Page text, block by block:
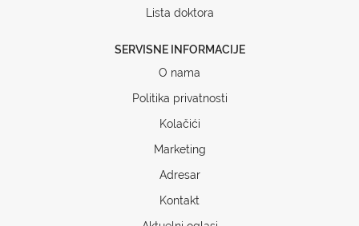
Lista doktora
SERVISNE INFORMACIJE
O nama
Politika privatnosti
Kolačići
Marketing
Adresar
Kontakt